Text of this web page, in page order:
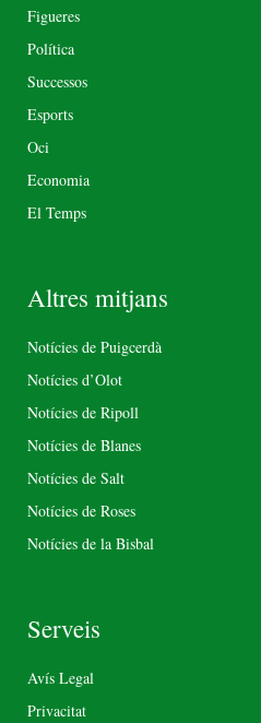
Figueres
Política
Successos
Esports
Oci
Economia
El Temps
Altres mitjans
Notícies de Puigcerdà
Notícies d’Olot
Notícies de Ripoll
Notícies de Blanes
Notícies de Salt
Notícies de Roses
Notícies de la Bisbal
Serveis
Avís Legal
Privacitat